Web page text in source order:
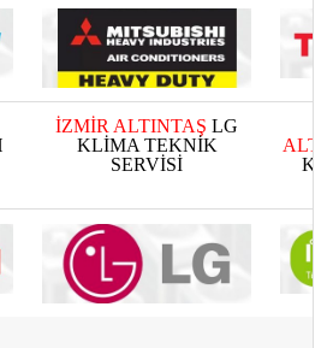
İZMİR ALTINTAŞ LG
KLİMA TEKNİK
SERVİSİ